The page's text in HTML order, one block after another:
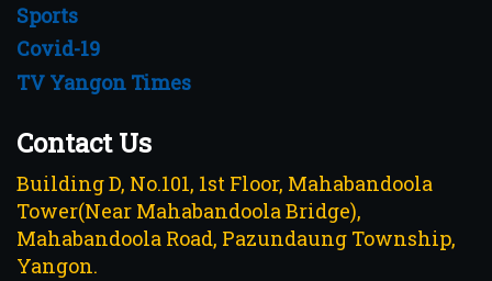
Sports
Covid-19
TV Yangon Times
Contact Us
Building D, No.101, 1st Floor, Mahabandoola
Tower(Near Mahabandoola Bridge),
Mahabandoola Road, Pazundaung Township,
Yangon.